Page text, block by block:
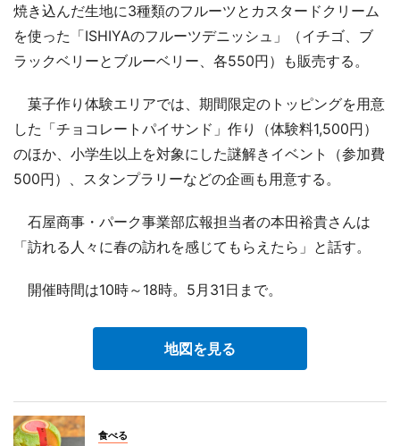
焼き込んだ生地に3種類のフルーツとカスタードクリーム
を使った「ISHIYAのフルーツデニッシュ」（イチゴ、ブ
ラックベリーとブルーベリー、各550円）も販売する。
菓子作り体験エリアでは、期間限定のトッピングを用意
した「チョコレートパイサンド」作り（体験料1,500円）
のほか、小学生以上を対象にした謎解きイベント（参加費
500円）、スタンプラリーなどの企画も用意する。
石屋商事・パーク事業部広報担当者の本田裕貴さんは
「訪れる人々に春の訪れを感じてもらえたら」と話す。
開催時間は10時～18時。5月31日まで。
地図を見る
食べる